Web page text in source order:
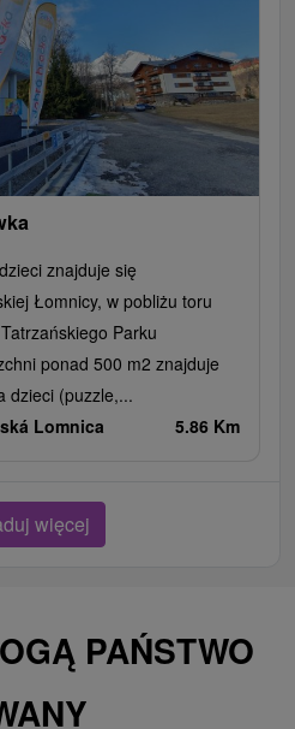
znajduje się
Łomnicy, w pobliżu toru
Parku
ponad 500 m2 znajduje
dzieci (puzzle,...
Lomnica 5.86 Km
więcej
PAŃSTWO